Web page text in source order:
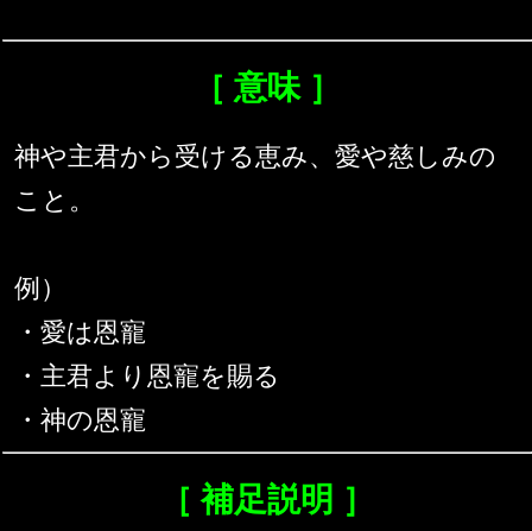
［ 意味 ］
神や主君から受ける恵み、愛や慈しみの
こと。
例）
・愛は恩寵
・主君より恩寵を賜る
・神の恩寵
［ 補足説明 ］